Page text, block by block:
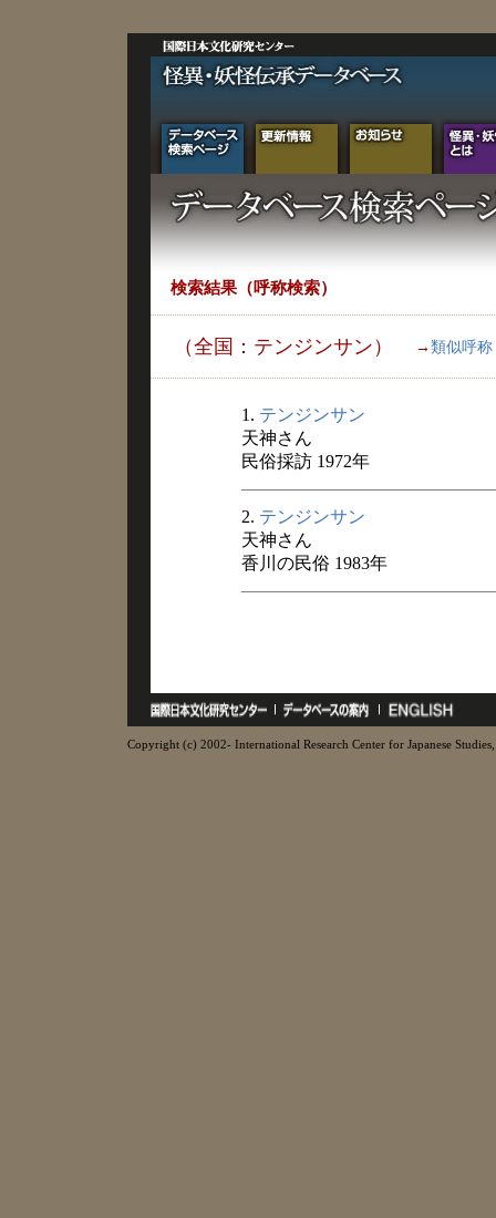
検索結果（呼称検索）
（全国：テンジンサン） → 類似呼称
1. テンジンサン
天神さん
民俗採訪 1972年
2. テンジンサン
天神さん
香川の民俗 1983年
Copyright (c) 2002- International Research Center for Japanese